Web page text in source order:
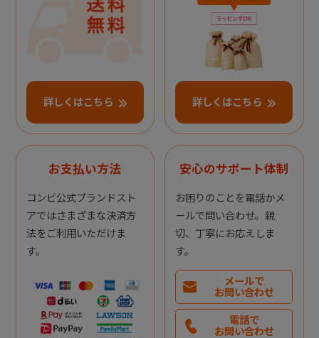
詳しくはこちら 詳しくはこちら
お支払い方法
コンビ公式ブランドスト
アではさまざまな決済方
法をご利用いただけま
す。
安心のサポート体制
お困りのことを電話かメ
ールで問い合わせ。親
切、丁寧にお応えしま
す。
メールで
お問い合わせ
電話で
お問い合わせ